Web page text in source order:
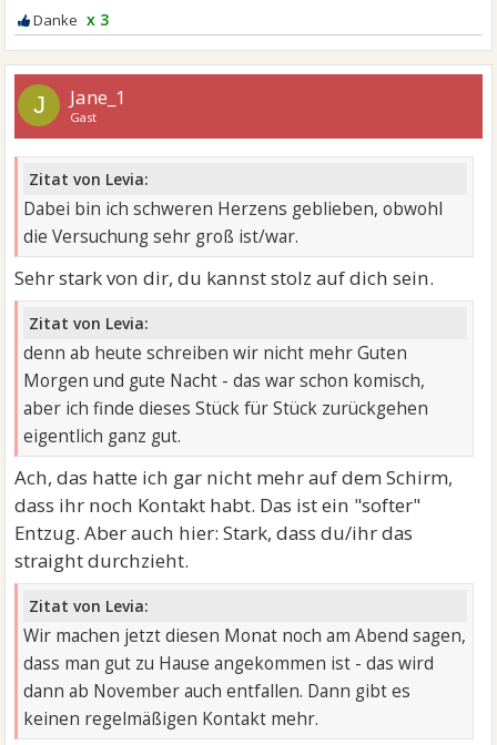
x 3
J Jane_1
Gast
Zitat von Levia:
Dabei bin ich schweren Herzens geblieben, obwohl
die Versuchung sehr groß ist/war.
Sehr stark von dir, du kannst stolz auf dich sein.
Zitat von Levia:
denn ab heute schreiben wir nicht mehr Guten
Morgen und gute Nacht - das war schon komisch,
aber ich finde dieses Stück für Stück zurückgehen
eigentlich ganz gut.
Ach, das hatte ich gar nicht mehr auf dem Schirm,
dass ihr noch Kontakt habt. Das ist ein "softer"
Entzug. Aber auch hier: Stark, dass du/ihr das
straight durchzieht.
Zitat von Levia:
Wir machen jetzt diesen Monat noch am Abend sagen,
dass man gut zu Hause angekommen ist - das wird
dann ab November auch entfallen. Dann gibt es
keinen regelmäßigen Kontakt mehr.